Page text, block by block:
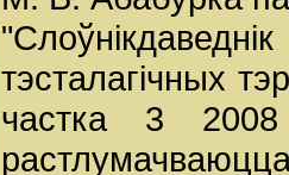
тэсталагічных
частка 3